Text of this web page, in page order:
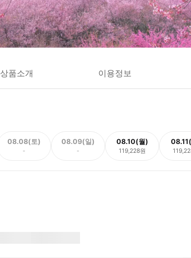
상품소개 이용정보
08.08(토)
-
08.09(일)
-
08.10(월)
119,228원